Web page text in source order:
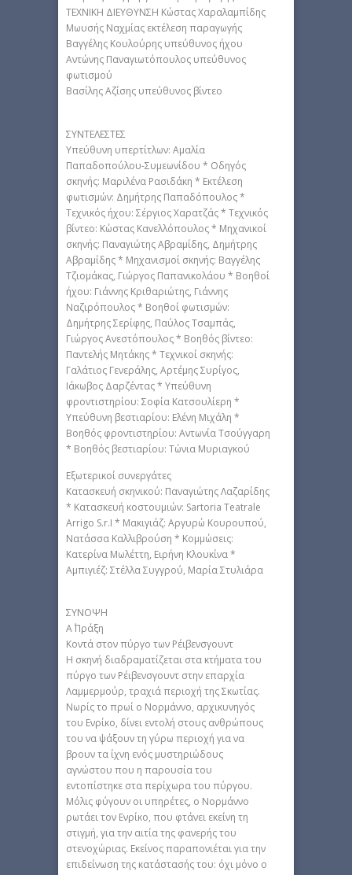
ΤΕΧΝΙΚΗ ΔΙΕΥΘΥΝΣΗ Κώστας Χαραλαμπίδης
Μωυσής Ναχμίας εκτέλεση παραγωγής
Βαγγέλης Κουλούρης υπεύθυνος ήχου
Αντώνης Παναγιωτόπουλος υπεύθυνος
φωτισμού
Βασίλης Αζίσης υπεύθυνος βίντεο
ΣΥΝΤΕΛΕΣΤΕΣ
Υπεύθυνη υπερτίτλων: Αμαλία
Παπαδοπούλου-Συμεωνίδου * Οδηγός
σκηνής: Μαριλένα Ρασιδάκη * Εκτέλεση
φωτισμών: Δημήτρης Παπαδόπουλος *
Τεχνικός ήχου: Σέργιος Χαρατζάς * Τεχνικός
βίντεο: Κώστας Κανελλόπουλος * Μηχανικοί
σκηνής: Παναγιώτης Αβραμίδης, Δημήτρης
Αβραμίδης * Μηχανισμοί σκηνής: Βαγγέλης
Τζιομάκας, Γιώργος Παπανικολάου * Βοηθοί
ήχου: Γιάννης Κριθαριώτης, Γιάννης
Ναζιρόπουλος * Βοηθοί φωτισμών:
Δημήτρης Σερίφης, Παύλος Τσαμπάς,
Γιώργος Ανεστόπουλος * Βοηθός βίντεο:
Παντελής Μητάκης * Τεχνικοί σκηνής:
Γαλάτιος Γενεράλης, Αρτέμης Συρίγος,
Ιάκωβος Δαρζέντας * Υπεύθυνη
φροντιστηρίου: Σοφία Κατσουλίερη *
Υπεύθυνη βεστιαρίου: Ελένη Μιχάλη *
Βοηθός φροντιστηρίου: Αντωνία Τσούγγαρη
* Βοηθός βεστιαρίου: Τώνια Μυριαγκού
Εξωτερικοί συνεργάτες
Κατασκευή σκηνικού: Παναγιώτης Λαζαρίδης
* Κατασκευή κοστουμιών: Sartoria Teatrale
Arrigo S.r.I * Μακιγιάζ: Αργυρώ Κουρουπού,
Νατάσσα Καλλιβρούση * Κομμώσεις:
Κατερίνα Μωλέττη, Ειρήνη Κλουκίνα *
Αμπιγιέζ: Στέλλα Συγγρού, Μαρία Στυλιάρα
ΣΥΝΟΨΗ
Α΄ Πράξη
Κοντά στον πύργο των Ρέιβενσγουντ
Η σκηνή διαδραματίζεται στα κτήματα του
πύργο των Ρέιβενσγουντ στην επαρχία
Λαμμερμούρ, τραχιά περιοχή της Σκωτίας.
Νωρίς το πρωί ο Νορμάννο, αρχικυνηγός
του Ενρίκο, δίνει εντολή στους ανθρώπους
του να ψάξουν τη γύρω περιοχή για να
βρουν τα ίχνη ενός μυστηριώδους
αγνώστου που η παρουσία του
εντοπίστηκε στα περίχωρα του πύργου.
Μόλις φύγουν οι υπηρέτες, ο Νορμάννο
ρωτάει τον Ενρίκο, που φτάνει εκείνη τη
στιγμή, για την αιτία της φανερής του
στενοχώριας. Εκείνος παραπονιέται για την
επιδείνωση της κατάστασής του: όχι μόνο ο